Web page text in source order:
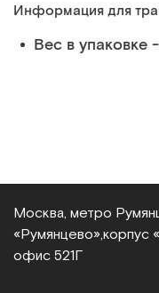
Информация для
Вес в упаковке
Москва, метро
«Румянцево», корпус
офис 521Г